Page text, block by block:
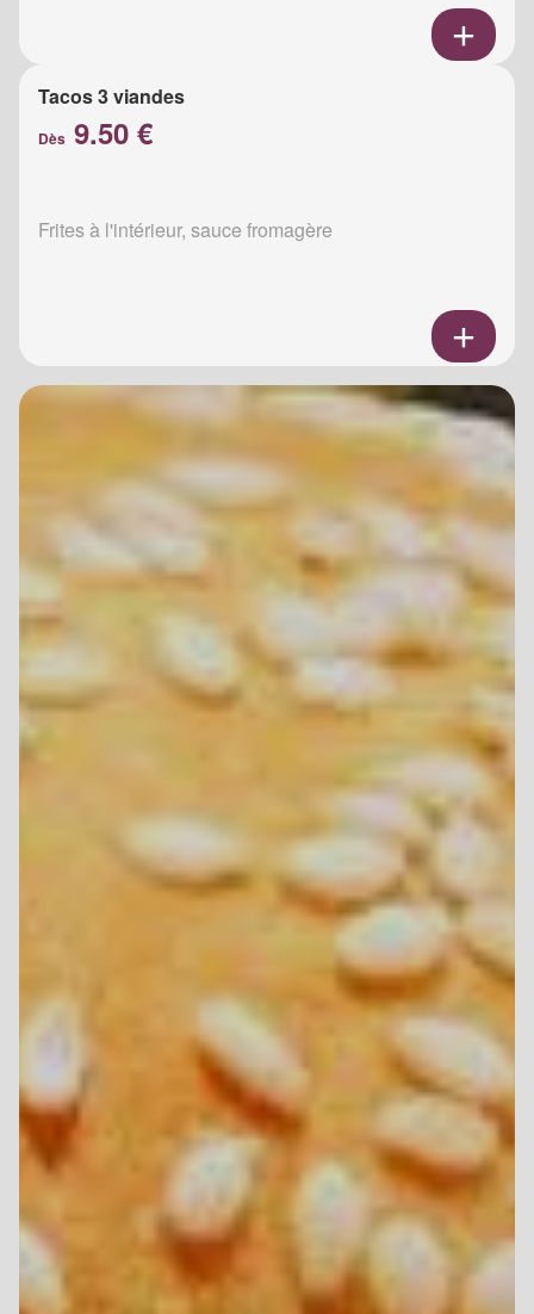
Tacos 3 viandes
Dès 9.50 €
Frites à l'intérieur, sauce fromagère